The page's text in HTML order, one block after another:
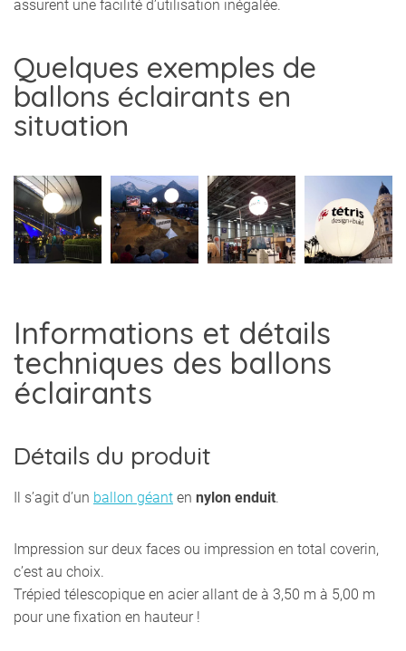
assurent une facilité d’utilisation inégalée.
Quelques exemples de
ballons éclairants en
situation
Informations et détails
techniques des ballons
éclairants
Détails du produit
Il s’agit d’un ballon géant en nylon enduit.
Impression sur deux faces ou impression en total coverin,
c’est au choix.
Trépied télescopique en acier allant de à 3,50 m à 5,00 m
pour une fixation en hauteur !